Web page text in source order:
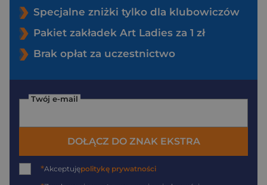
Specjalne zniżki tylko dla klubowiczów
Pakiet zakładek Art Ladies za 1 zł
Brak opłat za uczestnictwo
Twój e-mail
DOŁĄCZ DO ZNAK EKSTRA
*Akceptujępolitykę prywatności